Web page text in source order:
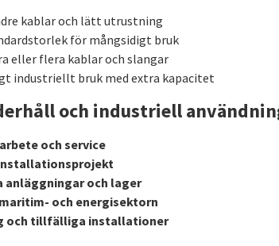
kablar och lätt utrustning
för mångsidigt bruk
eller flera kablar och slangar
industriellt bruk med extra kapacitet
och industriell
och service
anläggningar och lager
och energisektorn
och tillfälliga installationer